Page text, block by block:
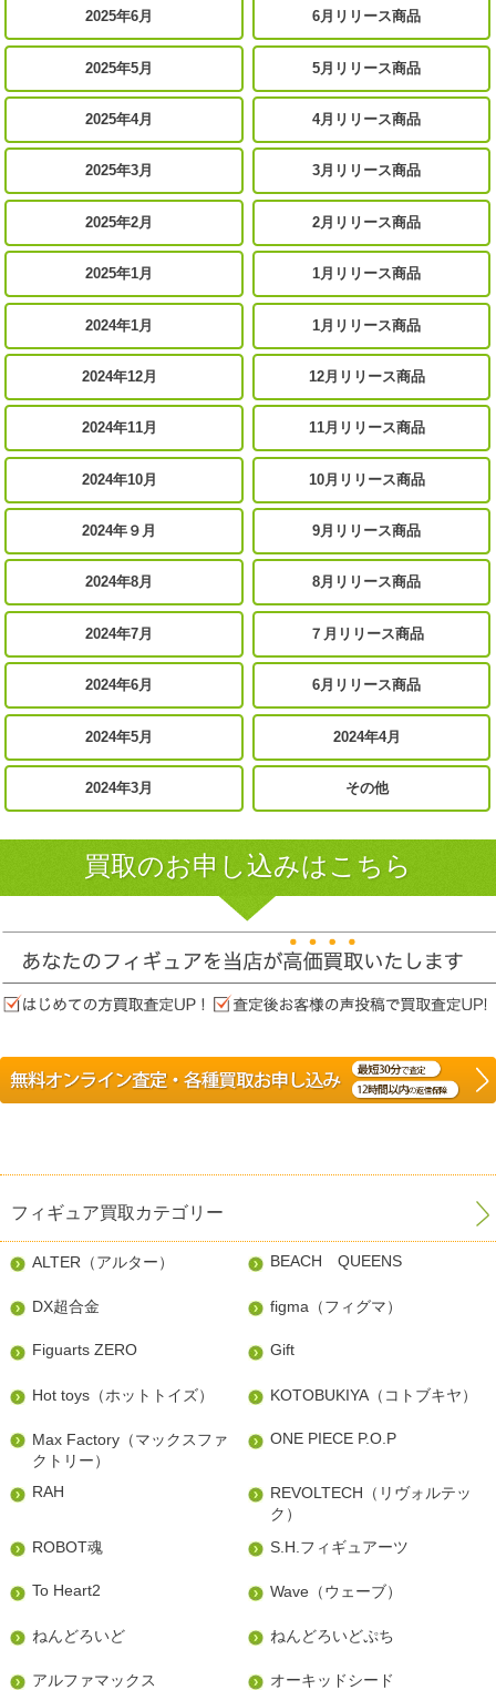
2025年6月 6月リリース商品
2025年5月 5月リリース商品
2025年4月 4月リリース商品
2025年3月 3月リリース商品
2025年2月 2月リリース商品
2025年1月 1月リリース商品
2024年1月 1月リリース商品
2024年12月 12月リリース商品
2024年11月 11月リリース商品
2024年10月 10月リリース商品
2024年９月 9月リリース商品
2024年8月 8月リリース商品
2024年7月 ７月リリース商品
2024年6月 6月リリース商品
2024年5月 2024年4月
2024年3月 その他
買取のお申し込みはこちら
フィギュア買取カテゴリー
ALTER（アルター） BEACH QUEENS
DX超合金 figma（フィグマ）
Figuarts ZERO Gift
Hot toys（ホットトイズ） KOTOBUKIYA（コトブキヤ）
Max Factory（マックスファ
クトリー）
ONE PIECE P.O.P
RAH
REVOLTECH（リヴォルテッ
ク）
ROBOT魂
S.H.フィギュアーツ
To Heart2 Wave（ウェーブ）
ねんどろいど ねんどろいどぷち
アルファマックス オーキッドシード